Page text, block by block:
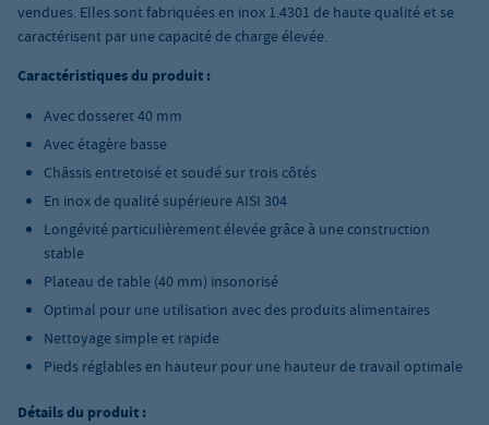
vendues. Elles sont fabriquées en inox 1.4301 de haute qualité et se
caractérisent par une capacité de charge élevée.
Caractéristiques du produit :
Avec dosseret 40 mm
Avec étagère basse
Châssis entretoisé et soudé sur trois côtés
En inox de qualité supérieure AISI 304
Longévité particulièrement élevée grâce à une construction
stable
Plateau de table (40 mm) insonorisé
Optimal pour une utilisation avec des produits alimentaires
Nettoyage simple et rapide
Pieds réglables en hauteur pour une hauteur de travail optimale
Détails du produit :